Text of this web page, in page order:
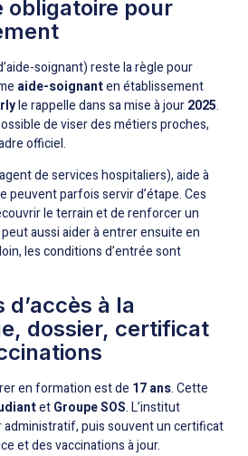
obligatoire pour
soignant) reste la règle pour
aide-soignanten établissement
le rappelle dans sa mise à jour2025.
de viser des métiers proches,
officiel.
de services hospitaliers), aide à
peuvent parfois servir d’étape. Ces
le terrain et de renforcer un
aussi aider à entrer ensuite en
les conditions d’entrée sont
à la
dossier, certificat
en formation est de 17 ans. Cette
etGroupe SOS. L’institut
administratif, puis souvent un certificat
et des vaccinations à jour.